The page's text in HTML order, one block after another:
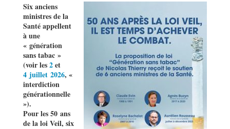
Six anciens
ministres de la
Santé appellent
à une
« génération
sans tabac »
(voir les2et
4 juillet 2026, «
interdiction
générationnelle
»).
Pour les 50 ans
de la loi Veil, six